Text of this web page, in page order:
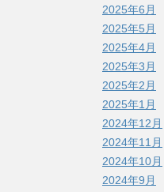
2025年6月
2025年5月
2025年4月
2025年3月
2025年2月
2025年1月
2024年12月
2024年11月
2024年10月
2024年9月